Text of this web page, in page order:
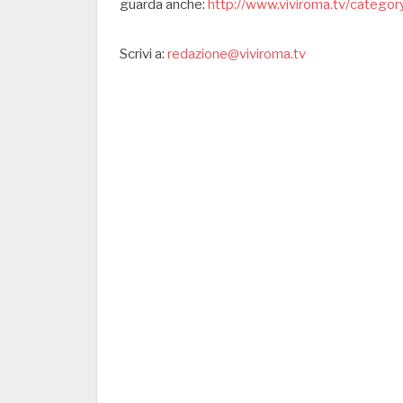
guarda anche: http://www.viviroma.tv/
Scrivi a: redazione@viviroma.tv